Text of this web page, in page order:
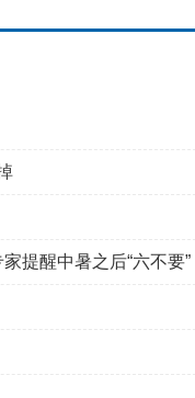
提醒中暑之后“六不要”